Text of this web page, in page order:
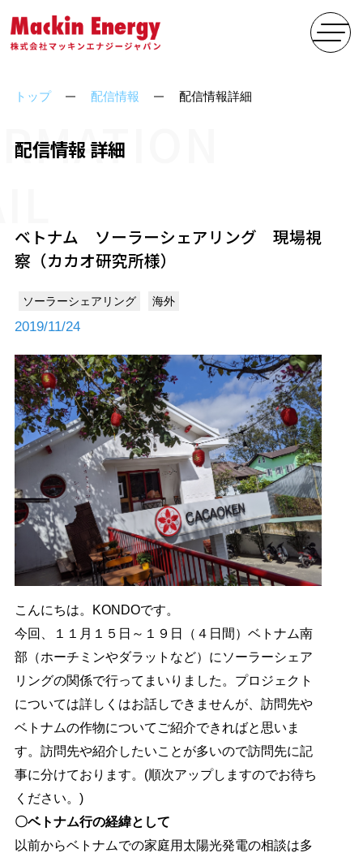
トップ 配信情報 配信情報詳細
配信情報 詳細
ベトナム ソーラーシェアリング 現場視
察（カカオ研究所様）
ソーラーシェアリング 海外
2019/11/24
こんにちは。KONDOです。
今回、１１月１５日～１９日（４日間）ベトナム南
部（ホーチミンやダラットなど）にソーラーシェア
リングの関係で行ってまいりました。プロジェクト
については詳しくはお話しできませんが、訪問先や
ベトナムの作物についてご紹介できればと思いま
す。訪問先や紹介したいことが多いので訪問先に記
事に分けております。(順次アップしますのでお待ち
ください。)
〇ベトナム行の経緯として
以前からベトナムでの家庭用太陽光発電の相談は多